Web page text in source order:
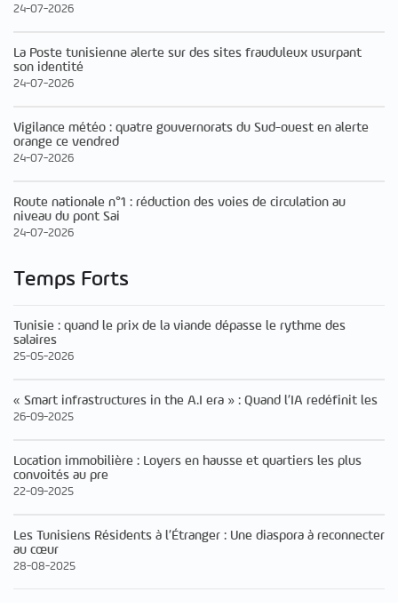
24-07-2026
La Poste tunisienne alerte sur des sites frauduleux usurpant
son identité
24-07-2026
Vigilance météo : quatre gouvernorats du Sud-ouest en alerte
orange ce vendred
24-07-2026
Route nationale n°1 : réduction des voies de circulation au
niveau du pont Sai
24-07-2026
Temps Forts
Tunisie : quand le prix de la viande dépasse le rythme des
salaires
25-05-2026
« Smart infrastructures in the A.I era » : Quand l’IA redéfinit les
26-09-2025
Location immobilière : Loyers en hausse et quartiers les plus
convoités au pre
22-09-2025
Les Tunisiens Résidents à l’Étranger : Une diaspora à reconnecter
au cœur
28-08-2025